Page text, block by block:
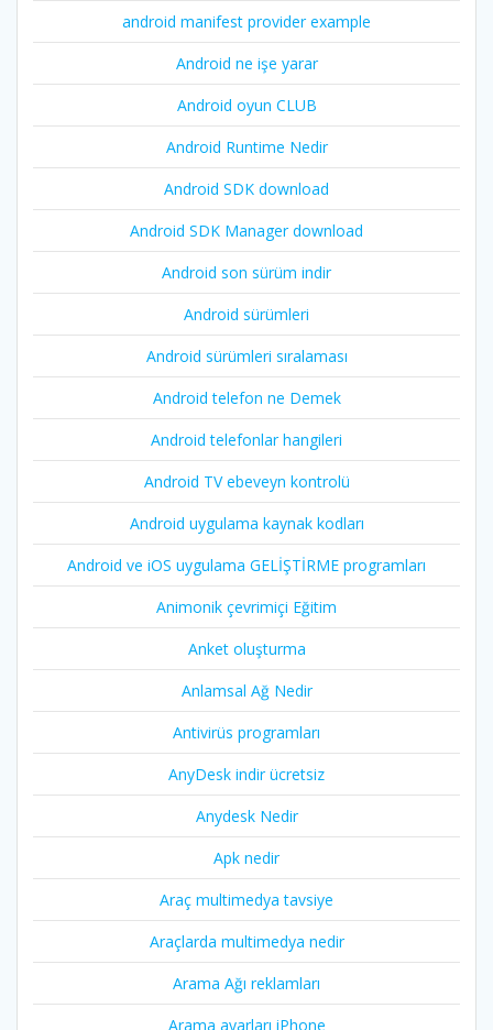
android manifest provider example
Android ne işe yarar
Android oyun CLUB
Android Runtime Nedir
Android SDK download
Android SDK Manager download
Android son sürüm indir
Android sürümleri
Android sürümleri sıralaması
Android telefon ne Demek
Android telefonlar hangileri
Android TV ebeveyn kontrolü
Android uygulama kaynak kodları
Android ve iOS uygulama GELİŞTİRME programları
Animonik çevrimiçi Eğitim
Anket oluşturma
Anlamsal Ağ Nedir
Antivirüs programları
AnyDesk indir ücretsiz
Anydesk Nedir
Apk nedir
Araç multimedya tavsiye
Araçlarda multimedya nedir
Arama Ağı reklamları
Arama ayarları iPhone